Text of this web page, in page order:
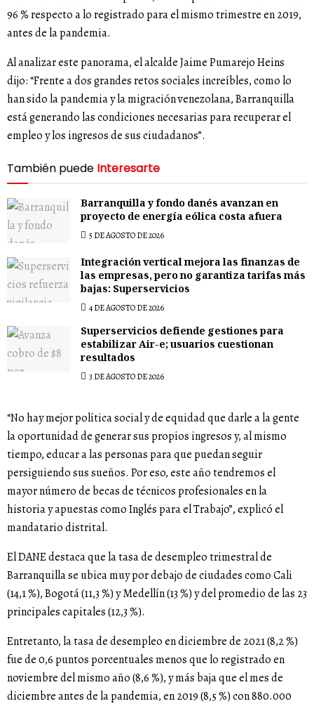
96 % respecto a lo registrado para el mismo trimestre en 2019,
antes de la pandemia.
Al analizar este panorama, el alcalde Jaime Pumarejo Heins
dijo: “Frente a dos grandes retos sociales increíbles, como lo
han sido la pandemia y la migración venezolana, Barranquilla
está generando las condiciones necesarias para recuperar el
empleo y los ingresos de sus ciudadanos”.
También puede Interesarte
Barranquilla y fondo danés avanzan en
proyecto de energía eólica costa afuera
5 DE AGOSTO DE 2026
Integración vertical mejora las finanzas de
las empresas, pero no garantiza tarifas más
bajas: Superservicios
4 DE AGOSTO DE 2026
Superservicios defiende gestiones para
estabilizar Air-e; usuarios cuestionan
resultados
3 DE AGOSTO DE 2026
“No hay mejor política social y de equidad que darle a la gente
la oportunidad de generar sus propios ingresos y, al mismo
tiempo, educar a las personas para que puedan seguir
persiguiendo sus sueños. Por eso, este año tendremos el
mayor número de becas de técnicos profesionales en la
historia y apuestas como Inglés para el Trabajo”, explicó el
mandatario distrital.
El DANE destaca que la tasa de desempleo trimestral de
Barranquilla se ubica muy por debajo de ciudades como Cali
(14,1 %), Bogotá (11,3 %) y Medellín (13 %) y del promedio de las 23
principales capitales (12,3 %).
Entretanto, la tasa de desempleo en diciembre de 2021 (8,2 %)
fue de 0,6 puntos porcentuales menos que lo registrado en
noviembre del mismo año (8,6 %), y más baja que el mes de
diciembre antes de la pandemia, en 2019 (8,5 %) con 880.000